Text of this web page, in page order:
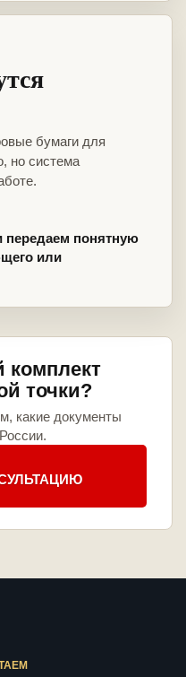
бумаги для
но система
передаем понятную
или
комплект
точки?
какие документы